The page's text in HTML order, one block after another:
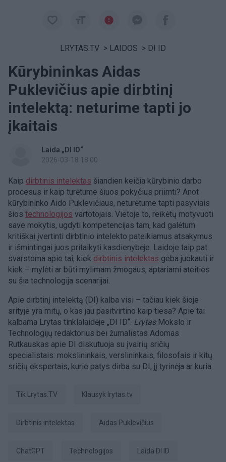
LRYTAS.TV > LAIDOS > DI ID
Kūrybininkas Aidas
Puklevičius apie dirbtinį
intelektą: neturime tapti jo
įkaitais
Laida „DI ID“
2026-03-18 18:00
Kaip dirbtinis intelektas šiandien keičia kūrybinio darbo
procesus ir kaip turėtume šiuos pokyčius priimti? Anot
kūrybininko Aido Puklevičiaus, neturėtume tapti pasyviais
šios technologijos vartotojais. Vietoje to, reikėtų motyvuoti
save mokytis, ugdyti kompetencijas tam, kad galėtum
kritiškai įvertinti dirbtinio intelekto pateikiamus atsakymus
ir išmintingai juos pritaikyti kasdienybėje. Laidoje taip pat
svarstoma apie tai, kiek dirbtinis intelektas geba juokauti ir
kiek – mylėti ar būti mylimam žmogaus, aptariami ateities
su šia technologija scenarijai.
Apie dirbtinį intelektą (DI) kalba visi – tačiau kiek šioje
srityje yra mitų, o kas jau pasitvirtino kaip tiesa? Apie tai
kalbama Lrytas tinklalaidėje „DI ID“. Lrytas Mokslo ir
Technologijų redaktorius bei žurnalistas Adomas
Rutkauskas apie DI diskutuoja su įvairių sričių
specialistais: mokslininkais, verslininkais, filosofais ir kitų
sričių ekspertais, kurie patys dirba su DI, jį tyrinėja ar kuria.
tik Lrytas.TV Klausyk lrytas.tv
dirbtinis intelektas Aidas Puklevičius
ChatGPT Technologijos Laida DI ID